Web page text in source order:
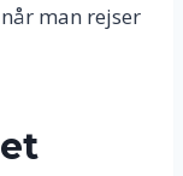
man rejser